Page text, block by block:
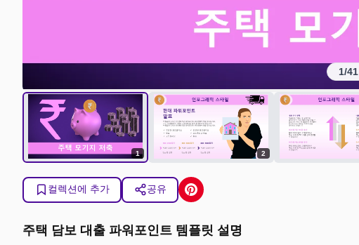
1/41
1 2
컬렉션에 추가 공유
주택 담보 대출 파워포인트 템플릿 설명